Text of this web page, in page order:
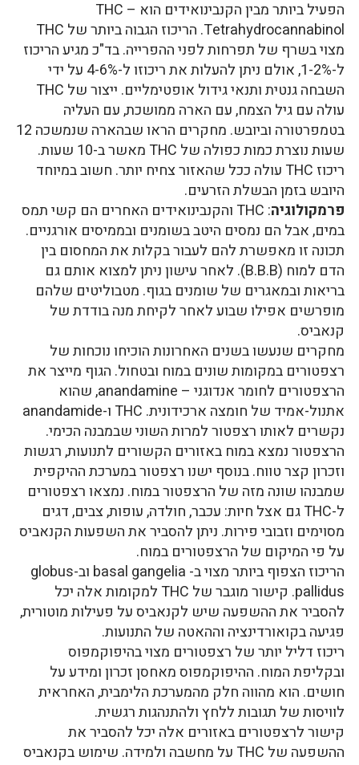
הפעיל ביותר מבין הקנבינואידים הוא THC –
Tetrahydrocannabinol. הריכוז הגבוה ביותר של THC
מצוי בשרף של תפרחות לפני ההפרייה. בד"כ מגיע הריכוז
ל-1-2%, אולם ניתן להעלות את ריכוזו ל-4-6% על ידי
השבחה גנטית ותנאי גידול אופטימליים. ייצור של THC
עולה עם גיל הצמח, עם הארה ממושכת, עם העליה
בטמפרטורה וביובש. מחקרים הראו שבהארה שנמשכה 12
שעות נוצרת כמות כפולה של THC מאשר ב-10 שעות.
ריכוז THC עולה ככל שהאזור צחיח יותר. חשוב במיוחד
היובש בזמן הבשלת הזרעים.
פרמקולוגיה
: THC והקנבינואידים האחרים הם קשי תמס
במים, אבל הם נמסים היטב בשומנים ובממיסים אורגניים.
תכונה זו מאפשרת להם לעבור בקלות את המחסום בין
הדם למוח (B.B.B). לאחר עישון ניתן למצוא אותם גם
בריאות ובמאגרים של שומנים בגוף. מטבוליטים שלהם
מופרשים אפילו שבוע לאחר לקיחת מנה בודדת של
קנאביס.
מחקרים שנעשו בשנים האחרונות הוכיחו נוכחות של
רצפטורים במקומות שונים במוח ובטחול. הגוף מייצר את
הרצפטורים לחומר אנדוגני – anandamine, שהוא
אתנול-אמיד של חומצה ארכידונית. THC ו-anandamide
נקשרים לאותו רצפטור למרות השוני שבמבנה הכימי.
הרצפטור נמצא במוח באזורים הקשורים לתנועות, רגשות
וזכרון קצר טווח. בנוסף ישנו רצפטור במערכת ההיקפית
שמבנהו שונה מזה של הרצפטור במוח. נמצאו רצפטורים
ל-THC גם אצל חיות: עכבר, חולדה, עופות, צבים, דגים
מסוימים וזבובי פירות. ניתן להסביר את השפעות הקנאביס
על פי המיקום של הרצפטורים במוח.
הריכוז הצפוף ביותר מצוי ב- basal gangelia וב-globus
pallidus. קישור מוגבר של THC למקומות אלה יכל
להסביר את ההשפעה שיש לקנאביס על פעילות מוטורית,
פגיעה בקואורדינציה וההאטה של התנועות.
ריכוז דליל יותר של רצפטורים מצוי בהיפוקמפוס
ובקליפת המוח. ההיפוקמפוס מאחסן זכרון ומידע על
חושים. הוא מהווה חלק מהמערכת הלימבית, האחראית
לוויסות של תגובות ללחץ ולהתנהגות רגשית.
קישור לרצפטורים באזורים אלה יכל להסביר את
ההשפעה של THC על מחשבה ולמידה. שימוש בקנאביס